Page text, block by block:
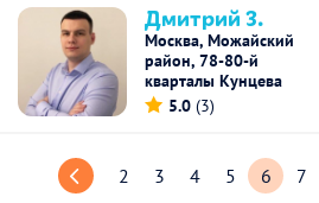
Дмитрий З.
Москва, Можайский
район, 78-80-й
кварталы Кунцева
5.0 (3)
2 3 4 5 6 7